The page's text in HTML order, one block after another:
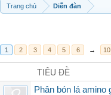
Trang chủ Diễn đàn
1 2 3 4 5 6 → 10
TIÊU ĐỀ
Phân bón lá amino